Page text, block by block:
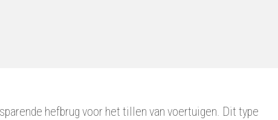
hefbrug voor het tillen van voertuigen. Dit type